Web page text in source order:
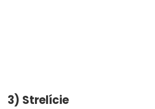
3) Strelície